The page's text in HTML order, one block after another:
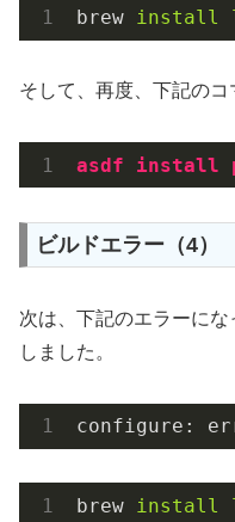
brew install
そして、再度、下記のコ
asdf install
ビルドエラー（4）
次は、下記のエラーに
しました。
configure:
brew install